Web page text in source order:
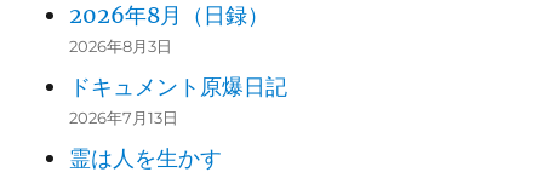
2026年8月（日録）
2026年8月3日
ドキュメント原爆日記
2026年7月13日
霊は人を生かす